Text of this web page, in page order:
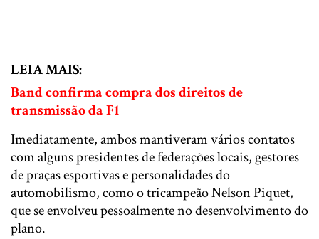
LEIA MAIS:
Band confirma compra dos direitos de
transmissão da F1
Imediatamente, ambos mantiveram vários contatos
com alguns presidentes de federações locais, gestores
de praças esportivas e personalidades do
automobilismo, como o tricampeão Nelson Piquet,
que se envolveu pessoalmente no desenvolvimento do
plano.